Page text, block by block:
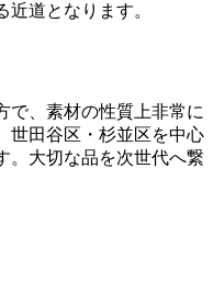
道となります。
で、素材の性質上非常に
世田谷区・杉並区を中心
。大切な品を次世代へ繋